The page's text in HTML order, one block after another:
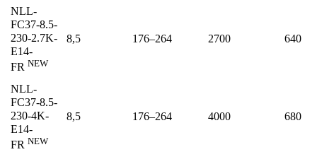
NLL-
FC37-8.5-
230-2.7K-
E14-
FR NEW
8,5 176–264 2700 640
NLL-
FC37-8.5-
230-4K-
E14-
FR NEW
8,5 176–264 4000 680